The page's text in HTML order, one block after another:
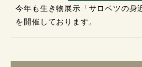
今年も生き物展示「サロベツの身
を開催しております。